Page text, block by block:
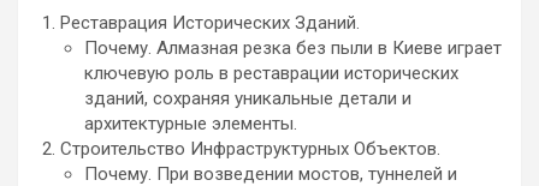
Реставрация Исторических Зданий.
Почему. Алмазная резка без пыли в Киеве играет
ключевую роль в реставрации исторических
зданий, сохраняя уникальные детали и
архитектурные элементы.
Строительство Инфраструктурных Объектов.
Почему. При возведении мостов, туннелей и